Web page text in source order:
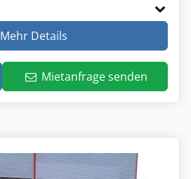
Mehr Details
Mietanfrage senden